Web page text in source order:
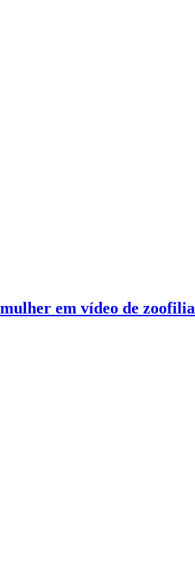
em vídeo de zoofilia